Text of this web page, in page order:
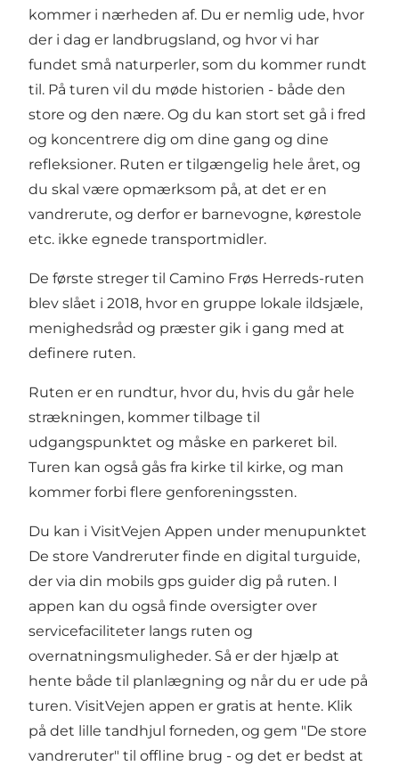
kommer i nærheden af. Du er nemlig ude, hvor
der i dag er landbrugsland, og hvor vi har
fundet små naturperler, som du kommer rundt
til. På turen vil du møde historien - både den
store og den nære. Og du kan stort set gå i fred
og koncentrere dig om dine gang og dine
refleksioner. Ruten er tilgængelig hele året, og
du skal være opmærksom på, at det er en
vandrerute, og derfor er barnevogne, kørestole
etc. ikke egnede transportmidler.
De første streger til Camino Frøs Herreds-ruten
blev slået i 2018, hvor en gruppe lokale ildsjæle,
menighedsråd og præster gik i gang med at
definere ruten.
Ruten er en rundtur, hvor du, hvis du går hele
strækningen, kommer tilbage til
udgangspunktet og måske en parkeret bil.
Turen kan også gås fra kirke til kirke, og man
kommer forbi flere genforeningssten.
Du kan i VisitVejen Appen under menupunktet
De store Vandreruter finde en digital turguide,
der via din mobils gps guider dig på ruten. I
appen kan du også finde oversigter over
servicefaciliteter langs ruten og
overnatningsmuligheder. Så er der hjælp at
hente både til planlægning og når du er ude på
turen. VisitVejen appen er gratis at hente. Klik
på det lille tandhjul forneden, og gem "De store
vandreruter" til offline brug - og det er bedst at